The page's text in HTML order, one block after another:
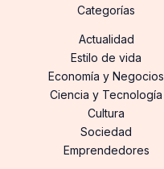
Categorías
Actualidad
Estilo de vida
Economía y Negocios
Ciencia y Tecnología
Cultura
Sociedad
Emprendedores